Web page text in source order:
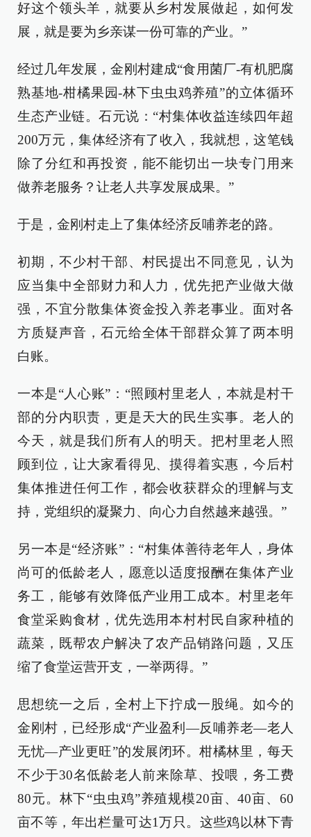
好这个领头羊，就要从乡村发展做起，如何发
展，就是要为乡亲谋一份可靠的产业。”
经过几年发展，金刚村建成“食用菌厂-有机肥腐
熟基地-柑橘果园-林下虫虫鸡养殖”的立体循环
生态产业链。石元说：“村集体收益连续四年超
200万元，集体经济有了收入，我就想，这笔钱
除了分红和再投资，能不能切出一块专门用来
做养老服务？让老人共享发展成果。”
于是，金刚村走上了集体经济反哺养老的路。
初期，不少村干部、村民提出不同意见，认为
应当集中全部财力和人力，优先把产业做大做
强，不宜分散集体资金投入养老事业。面对各
方质疑声音，石元给全体干部群众算了两本明
白账。
一本是“人心账”：“照顾村里老人，本就是村干
部的分内职责，更是天大的民生实事。老人的
今天，就是我们所有人的明天。把村里老人照
顾到位，让大家看得见、摸得着实惠，今后村
集体推进任何工作，都会收获群众的理解与支
持，党组织的凝聚力、向心力自然越来越强。”
另一本是“经济账”：“村集体善待老年人，身体
尚可的低龄老人，愿意以适度报酬在集体产业
务工，能够有效降低产业用工成本。村里老年
食堂采购食材，优先选用本村村民自家种植的
蔬菜，既帮农户解决了农产品销路问题，又压
缩了食堂运营开支，一举两得。”
思想统一之后，全村上下拧成一股绳。如今的
金刚村，已经形成“产业盈利—反哺养老—老人
无忧—产业更旺”的发展闭环。柑橘林里，每天
不少于30名低龄老人前来除草、投喂，务工费
80元。林下“虫虫鸡”养殖规模20亩、40亩、60
亩不等，年出栏量可达1万只。这些鸡以林下青